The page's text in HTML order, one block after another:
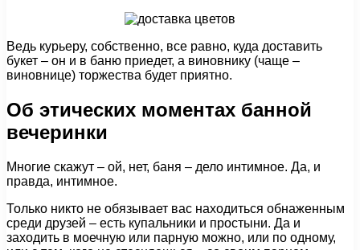
Ведь курьеру, собственно, все равно, куда доставить
букет – он и в баню приедет, а виновнику (чаще –
виновнице) торжества будет приятно.
Об этических моментах банной
вечеринки
Многие скажут – ой, нет, баня – дело интимное. Да, и
правда, интимное.
Только никто не обязывает вас находиться обнаженным
среди друзей – есть купальники и простыни. Да и
заходить в моечную или парную можно, или по одному,